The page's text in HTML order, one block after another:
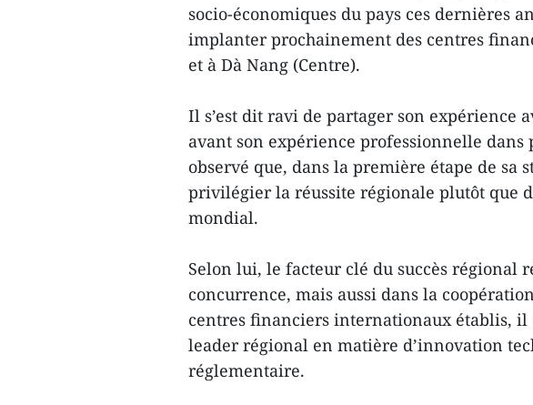
socio-économiques du pays ces dernières
implanter prochainement des centres
et à Dà Nang (Centre).
Il s’est dit ravi de partager son expérience
avant son expérience professionnelle dans
observé que, dans la première étape de sa
privilégier la réussite régionale plutôt que
mondial.
Selon lui, le facteur clé du succès régional
concurrence, mais aussi dans la
centres financiers internationaux établis, il
leader régional en matière d’innovation
réglementaire.